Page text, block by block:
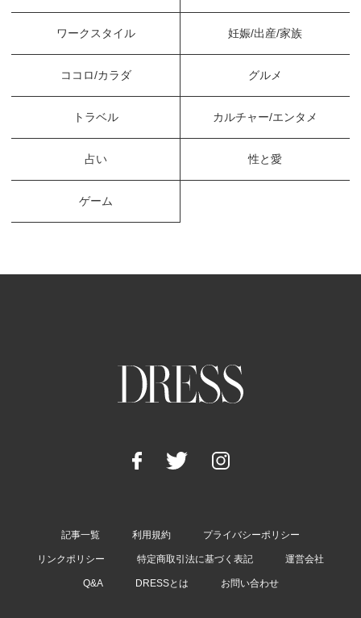
ワークスタイル 妊娠/出産/家族
ココロ/カラダ グルメ
トラベル カルチャー/エンタメ
占い 性と愛
ゲーム
記事一覧 利用規約 プライバシーポリシー
リンクポリシー 特定商取引法に基づく表記 運営会社
Q&A DRESSとは お問い合わせ